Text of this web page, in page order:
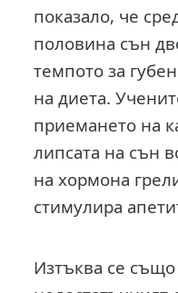
показало, че
половина сън
темпото за
на диета.
приемането на
липсата на сън
на хормона
стимулира
Изтъква се също